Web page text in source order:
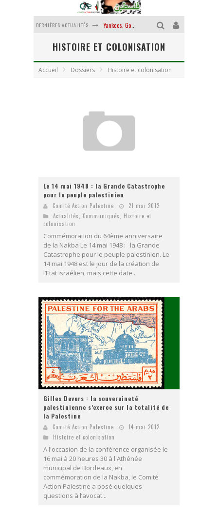
DERNIÈRES ACTUALITÉS Yankees, Go home !
Chantage terroriste
La révolution ou rien
La banalité du mal colonial
HISTOIRE ET COLONISATION
Accueil Dossiers Histoire et colonisation
Le 14 mai 1948 : la Grande Catastrophe
pour le peuple palestinien
Comité Action Palestine
21 mai 2012
Actualités
Communiqués
Histoire et
colonisation
Commémoration du 64ème anniversaire
de la Nakba Le 14 mai 1948 : la Grande
Catastrophe pour le peuple palestinien. Le
14 mai 1948 est le jour de la création de
l’Etat israélien, mais cette date...
Gilles Devers : la souveraineté
palestinienne s’exerce sur la totalité de
la Palestine
Comité Action Palestine
14 mai 2012
Histoire et colonisation
A l'occasion de la conférence organisée le
16 mai à 20 heures 30 à l'Athénée
municipal de Bordeaux, en
commémoration de la Nakba, le Comité
Action Palestine a posé quelques
questions à l’avocat...